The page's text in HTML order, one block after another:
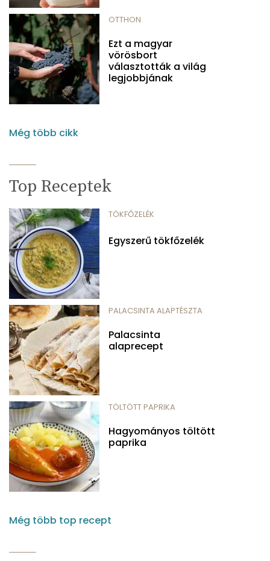
OTTHON
Ezt a magyar
vörösbort
választották a világ
legjobbjának
Még több cikk
Top Receptek
TÖKFŐZELÉK
Egyszerű tökfőzelék
PALACSINTA ALAPTÉSZTA
Palacsinta
alaprecept
TÖLTÖTT PAPRIKA
Hagyományos töltött
paprika
Még több top recept